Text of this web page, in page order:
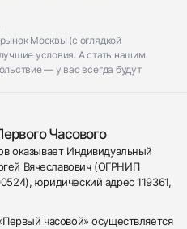
Москвы (с оглядкой
условия. А стать нашим
— у вас всегда будут
Часового
оказывает Индивидуальный
Вячеславович (ОГРНИП
юридический адрес 119361,
часовой» осуществляется